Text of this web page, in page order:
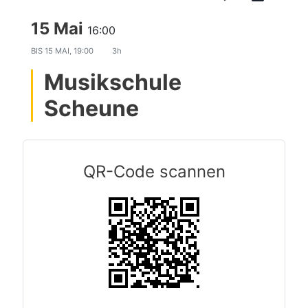
15 Mai 16:00
BIS 15 MAI, 19:00 3h
Musikschule
Scheune
QR-Code scannen